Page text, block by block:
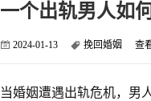
一个出轨男人如
2024-01-13 挽回婚姻 查
当婚姻遭遇出轨危机，男